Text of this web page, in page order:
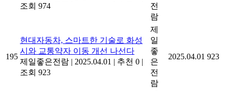
조회 974
전
람
195
현대자동차, 스마트한 기술로 화성
시와 교통약자 이동 개선 나선다
제일좋은전람 | 2025.04.01 | 추천 0 |
조회 923
제
일
좋
은
전
람
2025.04.01 923